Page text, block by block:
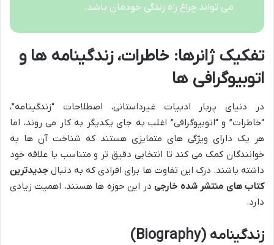
می تواند چراغ راه زندگی خودمان باشد.
تفکیک ژانرها: خاطرات، زندگینامه ها و
اتوبیوگرافی ها
در دنیای پربار ادبیات غیرداستانی، اصطلاحات “زندگینامه”،
“خاطرات” و “اتوبیوگرافی” اغلب به جای یکدیگر به کار می روند، اما
هر یک دارای ویژگی های متمایزی هستند که شناخت آن ها به
خوانندگان کمک می کند تا انتخابی دقیق تر و متناسب با علاقه خود
داشته باشند. درک این تفاوت ها برای افرادی که به دنبال جدیدترین
کتاب های منتشر شده خارجیدر این حوزه ها هستند، اهمیت زیادی
دارد.
زندگینامه (Biography)